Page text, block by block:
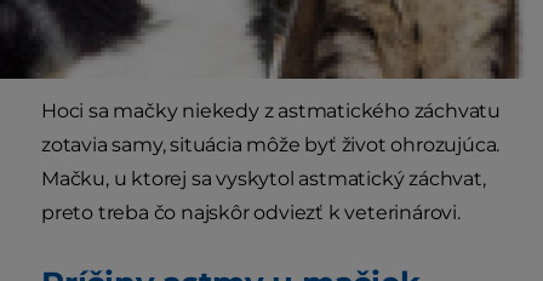
Hoci sa mačky niekedy z astmatického záchvatu
zotavia samy, situácia môže byť život ohrozujúca.
Mačku, u ktorej sa vyskytol astmatický záchvat,
preto treba čo najskôr odviezť k veterinárovi.